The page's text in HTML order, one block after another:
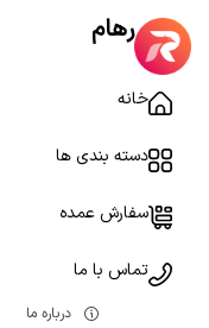
رهام
خانه
دسته بندی ها
سفارش عمده
تماس با ما
درباره ما